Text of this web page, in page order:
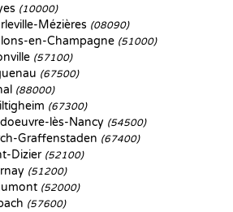
(10000)
Mézières (08090)
en-Champagne (51000)
(57100)
(67500)
(88000)
(67300)
lès-Nancy (54500)
Graffenstaden (67400)
Dizier (52100)
(51200)
(52000)
(57600)